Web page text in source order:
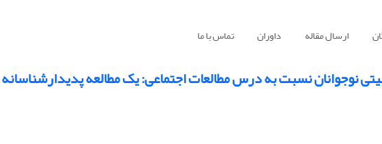
ارسال مقاله داوران تماس با ما
نوجوانان نسبت به درس مطالعات اجتماعی: یک مطالعه پدیدارشناسانه